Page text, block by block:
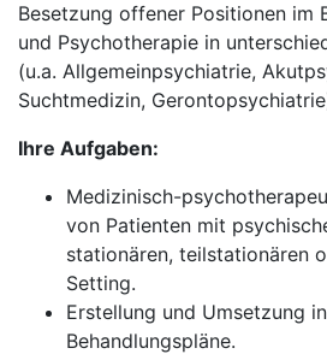
Besetzung offener Positionen im
und Psychotherapie in
(u.a. Allgemeinpsychiatrie,
Suchtmedizin,
Ihre Aufgaben:
Medizinisch-
von Patienten mit
stationären, teilstationären
Setting.
Erstellung und Umsetzung
Behandlungspläne.